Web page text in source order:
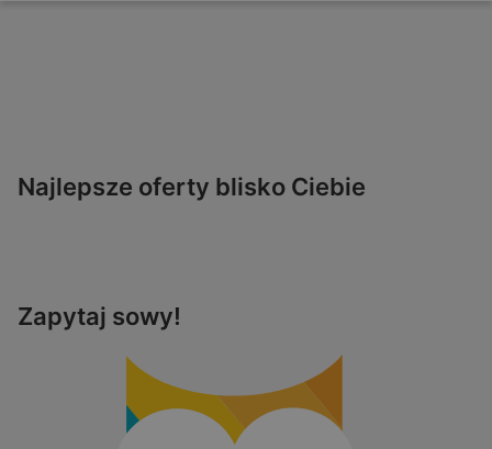
Najlepsze oferty blisko Ciebie
Zapytaj sowy!